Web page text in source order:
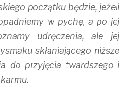
początku będzie, jeżeli
w pychę, a po jej
udręczenia, ale jej
skłaniającego niższe
do przyjęcia twardszego i